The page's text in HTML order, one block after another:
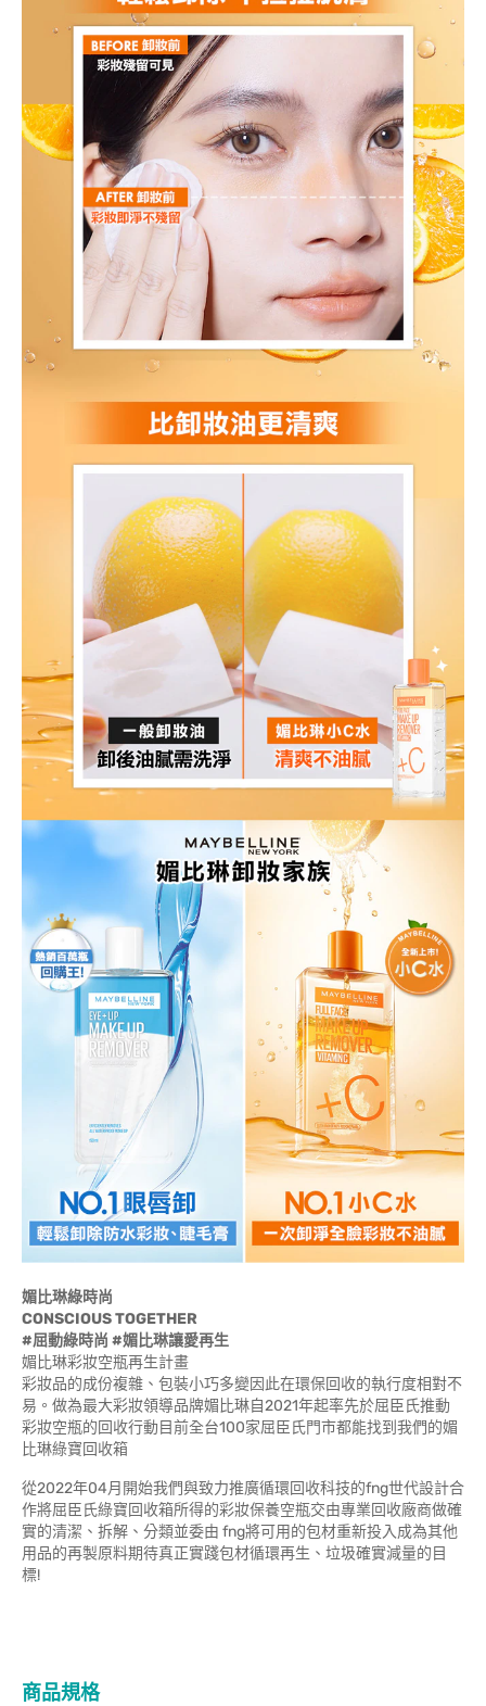
媚比琳綠時尚
CONSCIOUS TOGETHER
#屈動綠時尚 #媚比琳讓愛再生
媚比琳彩妝空瓶再生計畫
彩妝品的成份複雜、包裝小巧多變因此在環保回收的執行度相對不
易。做為最大彩妝領導品牌媚比琳自2021年起率先於屈臣氏推動
彩妝空瓶的回收行動目前全台100家屈臣氏門市都能找到我們的媚
比琳綠寶回收箱
從2022年04月開始我們與致力推廣循環回收科技的fng世代設計合
作將屈臣氏綠寶回收箱所得的彩妝保養空瓶交由專業回收廠商做確
實的清潔、拆解、分類並委由 fng將可用的包材重新投入成為其他
用品的再製原料期待真正實踐包材循環再生、垃圾確實減量的目
標!
商品規格